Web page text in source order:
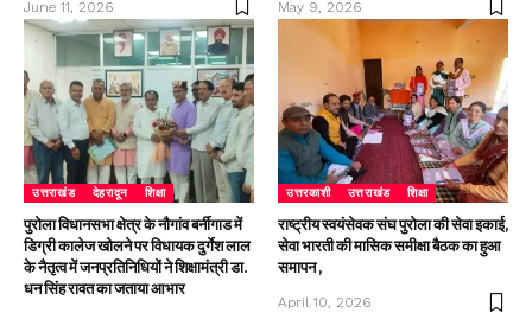
June 11, 2026 May 9, 2026
उत्तराखंड देहरादून शिक्षा
पुरोला विधानसभा क्षेत्र के नौगांव बर्नीगाड में
डिग्री कालेज खोलने पर विधायक दुर्गेश लाल
के नैतृत्व में जनप्रतिनिधियों ने शिक्षामंत्री डा.
धन सिंह रावत का जताया आभार
उत्तरकाशी उत्तराखंड शिक्षा
राष्ट्रीय स्वयंसेवक संघ पुरोला की सेवा इकाई,
सेवा भारती की मासिक समीक्षा बैठक का हुआ
समापन ,
April 10, 2026